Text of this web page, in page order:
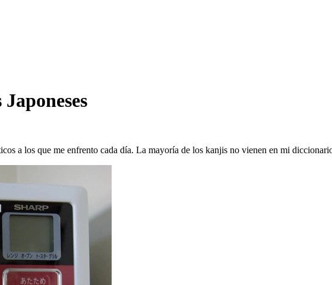
a los que me enfrento cada día. La mayoría de los kanjis no vienen en mi